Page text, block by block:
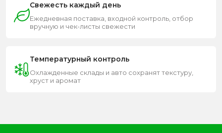
Свежесть каждый день
Ежедневная поставка, входной контроль, отбор
вручную и чек-листы свежести
Температурный контроль
Охлажденные склады и авто сохранят текстуру,
хруст и аромат